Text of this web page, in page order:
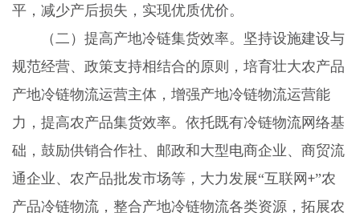
平，减少产后损失，实现优质优价。
（二）提高产地冷链集货效率。坚持设施建设与
规范经营、政策支持相结合的原则，培育壮大农产品
产地冷链物流运营主体，增强产地冷链物流运营能
力，提高农产品集货效率。依托既有冷链物流网络基
础，鼓励供销合作社、邮政和大型电商企业、商贸流
通企业、农产品批发市场等，大力发展“互联网+”农
产品冷链物流，整合产地冷链物流各类资源，拓展农